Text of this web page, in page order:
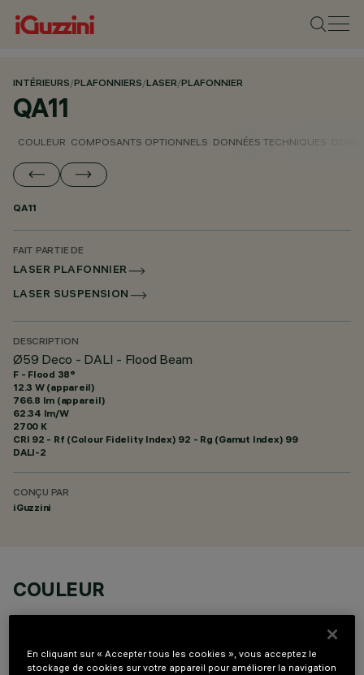
INTÉRIEURS/PLAFONNIERS/LASER/PLAFONNIER
QA11
COULEUR COMPOSANTS OPTIONNELS DONNÉES TECHNIQUES
QA11
FAIT PARTIE DE
LASER PLAFONNIER
LASER SUSPENSION
DESCRIPTION
Ø59 Deco - DALI - Flood Beam
F - Flood 38°
12.3 W (appareil)
766.8 lm (appareil)
62.34 lm/W
2700 K
CRI 92 - Rf (Colour Fidelity Index) 92 - Rg (Gamut Index) 99
DALI-2
CONÇU PAR
iGuzzini
COULEUR
En cliquant sur « Accepter tous les cookies », vous acceptez le
stockage de cookies sur votre appareil pour améliorer la navigation